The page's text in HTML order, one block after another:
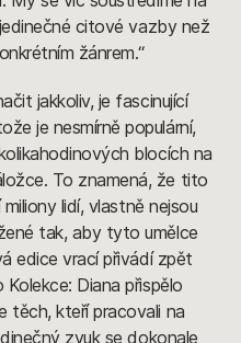
citové vazby než
žánrem.“
jakkoliv, je fascinující
je nesmírně populární,
blocích na
To znamená, že tito
lidí, vlastně nejsou
tak, aby tyto umělce
edice vrací přivádí zpět
Diana přispělo
těch, kteří pracovali na
zvuk se dokonale